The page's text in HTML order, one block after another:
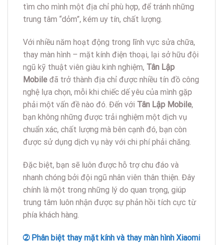
tìm cho mình một địa chỉ phù hợp, để tránh những
trung tâm “dỏm”, kém uy tín, chất lượng.
Với nhiều năm hoạt động trong lĩnh vực sửa chữa,
thay màn hình – mặt kính điện thoại, lại sở hữu đội
ngũ kỹ thuật viên giàu kinh nghiệm, Tân Lập
Mobile đã trở thành địa chỉ được nhiều tín đồ công
nghệ lựa chọn, mỗi khi chiếc dế yêu của mình gặp
phải một vấn đề nào đó. Đến với Tân Lập Mobile,
bạn không những được trải nghiệm một dịch vụ
chuẩn xác, chất lượng mà bên cạnh đó, bạn còn
được sử dụng dịch vụ này với chi phí phải chăng.
Đặc biệt, bạn sẽ luôn được hỗ trợ chu đáo và
nhanh chóng bởi đội ngũ nhân viên thân thiện. Đây
chính là một trong những lý do quan trọng, giúp
trung tâm luôn nhận được sự phản hồi tích cực từ
phía khách hàng.
➁ Phân biệt thay mặt kính và thay màn hình Xiaomi